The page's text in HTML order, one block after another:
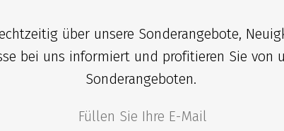
über unsere Sonderangebote,
bei uns informiert und profitieren Sie von
Sonderangeboten.